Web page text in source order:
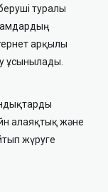
туралы
арқылы
ұсынылады.
алаяқтық және
жүруге